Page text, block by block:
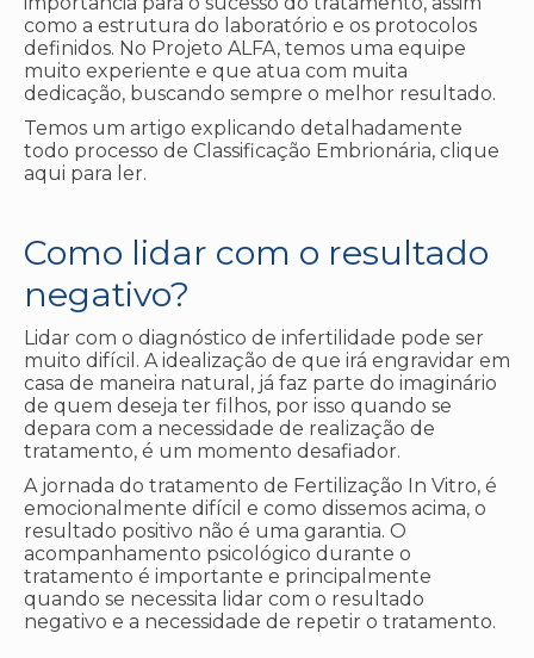
como a estrutura do laboratório e os protocolos
definidos. No Projeto ALFA, temos uma equipe
muito experiente e que atua com muita
dedicação, buscando sempre o melhor resultado.
Temos um artigo explicando detalhadamente
todo processo de Classificação Embrionária, clique
aqui para ler.
Como lidar com o resultado
negativo?
Lidar com o diagnóstico de infertilidade pode ser
muito difícil. A idealização de que irá engravidar em
casa de maneira natural, já faz parte do imaginário
de quem deseja ter filhos, por isso quando se
depara com a necessidade de realização de
tratamento, é um momento desafiador.
A jornada do tratamento de Fertilização In Vitro, é
emocionalmente difícil e como dissemos acima, o
resultado positivo não é uma garantia. O
acompanhamento psicológico durante o
tratamento é importante e principalmente
quando se necessita lidar com o resultado
negativo e a necessidade de repetir o tratamento.